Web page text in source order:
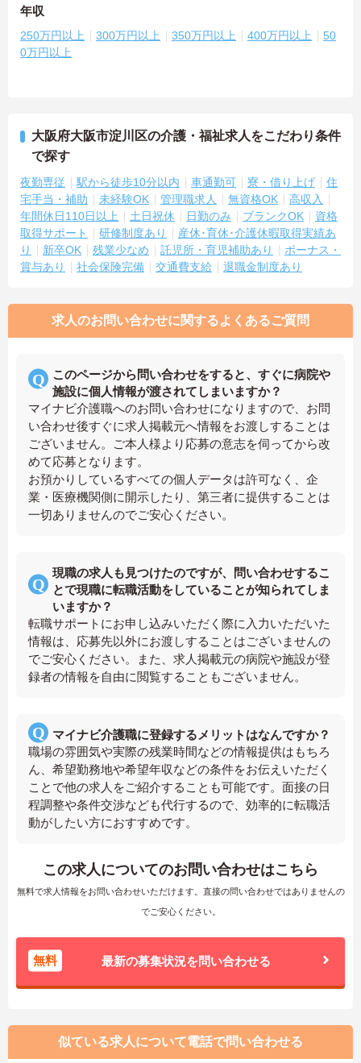
年収
250万円以上 300万円以上 350万円以上 400万円以上
50
0万円以上
大阪府大阪市淀川区の介護・福祉求人をこだわり条件
で探す
夜勤専従 駅から徒歩10分以内 車通勤可 寮・借り上げ
住
宅手当・補助
未経験OK 管理職求人 無資格OK
高収入
年間休日110日以上
土日祝休 日勤のみ ブランクOK
資格
取得サポート
研修制度あり
産休･育休･介護休暇取得実績あ
り
新卒OK 残業少なめ 託児所・育児補助あり
ボーナス・
賞与あり
社会保険完備 交通費支給 退職金制度あり
求人のお問い合わせに関するよくあるご質問
このページから問い合わせをすると、すぐに病院や
施設に個人情報が渡されてしまいますか？
マイナビ介護職へのお問い合わせになりますので、お問
い合わせ後すぐに求人掲載元へ情報をお渡しすることは
ございません。ご本人様より応募の意志を伺ってから改
めて応募となります。
お預かりしているすべての個人データは許可なく、企
業・医療機関側に開示したり、第三者に提供することは
一切ありませんのでご安心ください。
現職の求人も見つけたのですが、問い合わせするこ
とで現職に転職活動をしていることが知られてしま
いますか？
転職サポートにお申し込みいただく際に入力いただいた
情報は、応募先以外にお渡しすることはございませんの
でご安心ください。また、求人掲載元の病院や施設が登
録者の情報を自由に閲覧することもございません。
マイナビ介護職に登録するメリットはなんですか？
職場の雰囲気や実際の残業時間などの情報提供はもちろ
ん、希望勤務地や希望年収などの条件をお伝えいただく
ことで他の求人をご紹介することも可能です。面接の日
程調整や条件交渉なども代行するので、効率的に転職活
動がしたい方におすすめです。
この求人についてのお問い合わせはこちら
無料で求人情報をお問い合わせいただけます。直接の問い合わせではありませんの
でご安心ください。
無料 最新の募集状況を問い合わせる
似ている求人について電話で問い合わせる